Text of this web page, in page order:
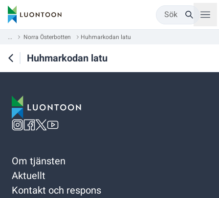
Sök
... Norra Österbotten Huhmarkodan latu
Huhmarkodan latu
Om tjänsten
Aktuellt
Kontakt och respons